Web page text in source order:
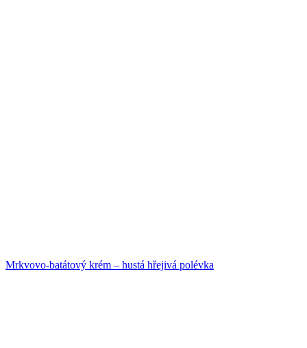
Mrkvovo-batátový krém – hustá hřejivá polévka